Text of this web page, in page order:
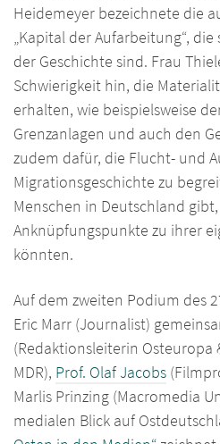
Heidemeyer bezeichnete die
„Kapital der Aufarbeitung“,
der Geschichte sind. Frau
Schwierigkeit hin, die
erhalten, wie beispielsweise
Grenzanlagen und auch den
zudem dafür, die Flucht- und
Migrationsgeschichte zu
Menschen in Deutschland
Anknüpfungspunkte zu ihrer
könnten.
Auf dem zweiten Podium des
Eric Marr (Journalist)
(Redaktionsleiterin
MDR), Prof. Olaf Jacobs
Marlis Prinzing (Macromedia
medialen Blick auf